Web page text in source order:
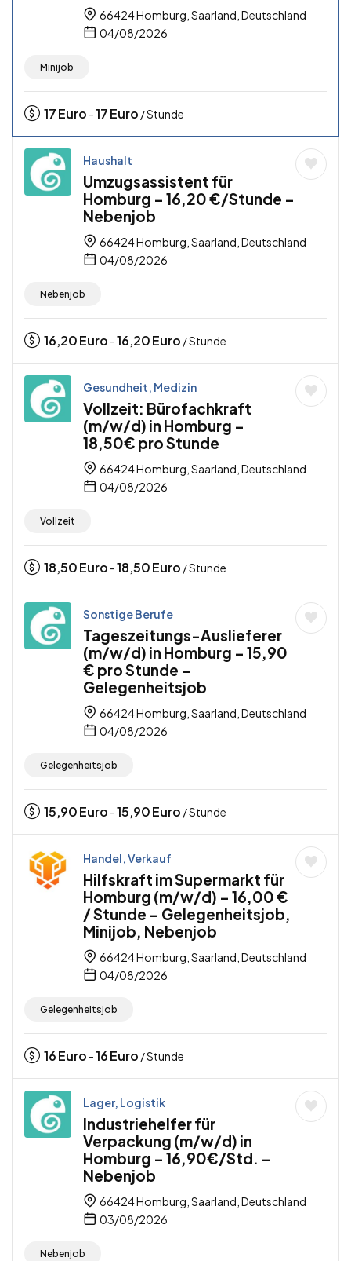
66424 Homburg, Saarland, Deutschland
04/08/2026
Minijob
17Euro -17Euro / Stunde
Haushalt
Umzugsassistent für
Homburg – 16,20 €/Stunde –
Nebenjob
66424 Homburg, Saarland, Deutschland
04/08/2026
Nebenjob
16,20Euro -16,20Euro / Stunde
Gesundheit, Medizin
Vollzeit: Bürofachkraft
(m/w/d) in Homburg –
18,50€ pro Stunde
66424 Homburg, Saarland, Deutschland
04/08/2026
Vollzeit
18,50Euro -18,50Euro / Stunde
Sonstige Berufe
Tageszeitungs-Auslieferer
(m/w/d) in Homburg – 15,90
€ pro Stunde –
Gelegenheitsjob
66424 Homburg, Saarland, Deutschland
04/08/2026
Gelegenheitsjob
15,90Euro -15,90Euro / Stunde
Handel, Verkauf
Hilfskraft im Supermarkt für
Homburg (m/w/d) – 16,00 €
/ Stunde – Gelegenheitsjob,
Minijob, Nebenjob
66424 Homburg, Saarland, Deutschland
04/08/2026
Gelegenheitsjob
16Euro -16Euro / Stunde
Lager, Logistik
Industriehelfer für
Verpackung (m/w/d) in
Homburg – 16,90€/Std. –
Nebenjob
66424 Homburg, Saarland, Deutschland
03/08/2026
Nebenjob